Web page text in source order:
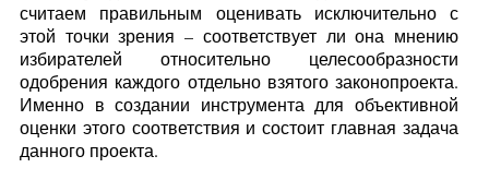
считаем правильным оценивать исключительно с
этой точки зрения – соответствует ли она мнению
избирателей относительно целесообразности
одобрения каждого отдельно взятого законопроекта.
Именно в создании инструмента для объективной
оценки этого соответствия и состоит главная задача
данного проекта.